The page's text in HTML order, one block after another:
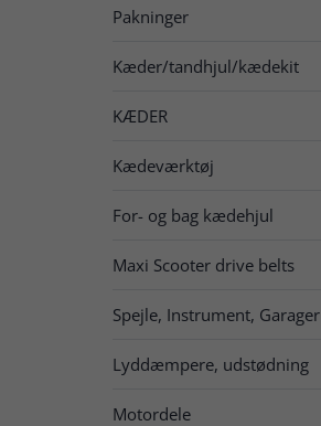
Pakninger
Kæder/tandhjul/kædekit
KÆDER
Kædeværktøj
For- og bag kædehjul
Maxi Scooter drive belts
Spejle, Instrument, Garager
Lyddæmpere, udstødning
Motordele